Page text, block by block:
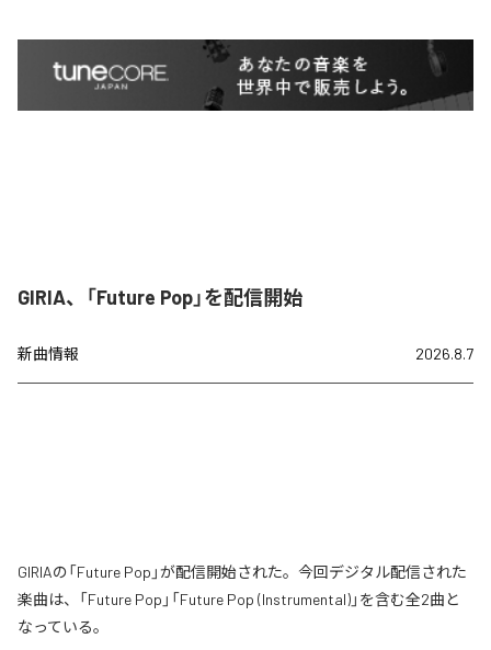
GIRIA、「Future Pop」を配信開始
新曲情報 2026.8.7
GIRIAの「Future Pop」が配信開始された。今回デジタル配信された
楽曲は、「Future Pop」「Future Pop (Instrumental)」を含む全2曲と
なっている。